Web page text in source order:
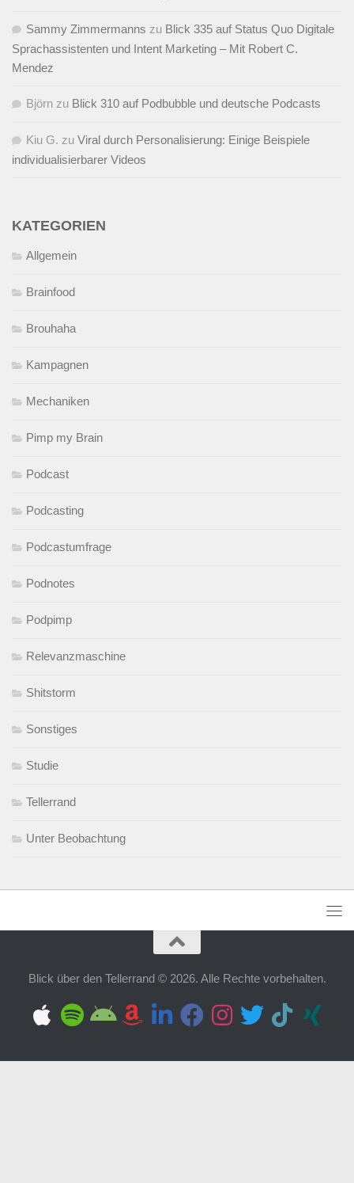
Sammy Zimmermanns zu Blick 335 auf Status Quo Digitale
Sprachassistenten und Intent Marketing – Mit Robert C.
Mendez
Björn zu Blick 310 auf Podbubble und deutsche Podcasts
Kiu G. zu Viral durch Personalisierung: Einige Beispiele
individualisierbarer Videos
KATEGORIEN
Allgemein
Brainfood
Brouhaha
Kampagnen
Mechaniken
Pimp my Brain
Podcast
Podcasting
Podcastumfrage
Podnotes
Podpimp
Relevanzmaschine
Shitstorm
Sonstiges
Studie
Tellerrand
Unter Beobachtung
Blick über den Tellerrand © 2026. Alle Rechte vorbehalten.